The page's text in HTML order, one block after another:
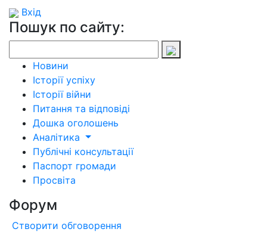
Вхід
Пошук по сайту:
Новини
Історії успіху
Історії війни
Питання та відповіді
Дошка оголошень
Аналітика
Публічні консультації
Паспорт громади
Просвіта
Форум
Створити обговорення